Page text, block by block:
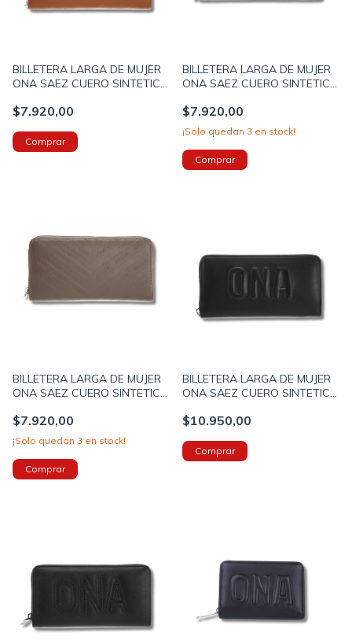
BILLETERA LARGA DE MUJER
ONA SAEZ CUERO SINTETICO
(OS1383B)
$7.920,00
BILLETERA LARGA DE MUJER
ONA SAEZ CUERO SINTETICO
(OS1383C)
$7.920,00
¡Solo quedan 3 en stock!
BILLETERA LARGA DE MUJER
ONA SAEZ CUERO SINTETICO
(OS1383D)
$7.920,00
¡Solo quedan 3 en stock!
BILLETERA LARGA DE MUJER
ONA SAEZ CUERO SINTETICO
(OS1326A)
$10.950,00